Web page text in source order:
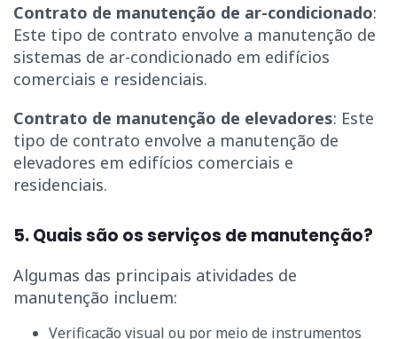
Contrato de manutenção de ar-condicionado:
Este tipo de contrato envolve a manutenção de
sistemas de ar-condicionado em edifícios
comerciais e residenciais.
Contrato de manutenção de elevadores: Este
tipo de contrato envolve a manutenção de
elevadores em edifícios comerciais e
residenciais.
5. Quais são os serviços de manutenção?
Algumas das principais atividades de
manutenção incluem:
Verificação visual ou por meio de instrumentos